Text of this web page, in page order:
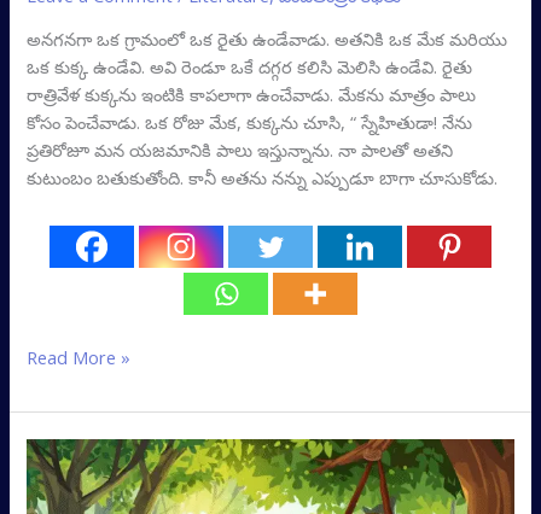
అనగనగా ఒక గ్రామంలో ఒక రైతు ఉండేవాడు. అతనికి ఒక మేక మరియు
ఒక కుక్క ఉండేవి. అవి రెండూ ఒకే దగ్గర కలిసి మెలిసి ఉండేవి. రైతు
రాత్రివేళ కుక్కను ఇంటికి కాపలాగా ఉంచేవాడు. మేకను మాత్రం పాలు
కోసం పెంచేవాడు. ఒక రోజు మేక, కుక్కను చూసి, “ స్నేహితుడా! నేను
ప్రతిరోజూ మన యజమానికి పాలు ఇస్తున్నాను. నా పాలతో అతని
కుటుంబం బతుకుతోంది. కానీ అతను నన్ను ఎప్పుడూ బాగా చూసుకోడు.
Read More »
నక్క
మరియు
డప్పు